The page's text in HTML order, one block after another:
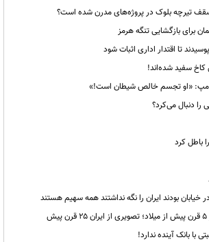
تیرچه بلوک در پروژه‌های مدرن شده است؟
برای بازگشایی تنگه هرمز
تا اقتدار اداری اثبات شود
سفید شده‌اند!
«او تجسم خالص شیطان است!»
باطل کرد
خیابان بودند ایران را نگه نداشتند همه سهیم هستند
با بانک آینده ندارد!